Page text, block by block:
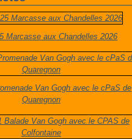
Marcasse aux Chandelles 2026
Van Gogh avec le cPaS de
Quaregnon